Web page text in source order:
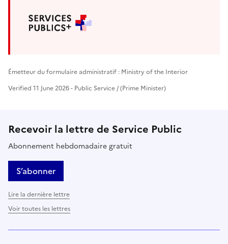
Émetteur du formulaire administratif : Ministry of the Interior
Verified 11 June 2026 - Public Service / (Prime Minister)
Recevoir la lettre de Service Public
Abonnement hebdomadaire gratuit
S’abonner
Lire la dernière lettre
Voir toutes les lettres